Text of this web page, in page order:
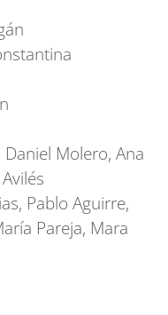
Molero, Ana
Pablo Aguirre,
Pareja, Mara